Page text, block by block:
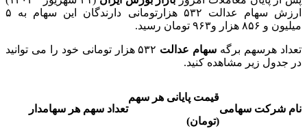
ارزش سهام عدالت ۵۳۲ هزارتومانی دارندگان این سهام به ۵
میلیون و ۸۵۶ هزار و۹۶۳ تومان رسید.
تعداد هرسهم برگه سهام عدالت
۵۳۲ هزار تومانی خود را می توانید
در جدول زیر مشاهده کنید.
نام شرکت سهامی
قیمت پایانی هر سهم
(تومان)
تعداد سهم هر سهامدار